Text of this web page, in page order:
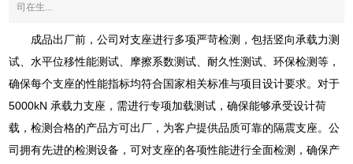
司在生...
成品出厂前，公司对支座进行多项严苛检测，包括竖向承载力测
试、水平位移性能测试、摩擦系数测试、耐久性测试、环保检测等，
确保每个支座的性能指标均符合国家相关标准与项目设计要求。对于
5000kN 承载力支座，需进行专项加载测试，确保能够承受设计荷
载，检测合格的产品方可出厂，为客户提供品质可靠的隔震支座。公
司拥有先进的检测设备，可对支座的各项性能进行全面检测，确保产